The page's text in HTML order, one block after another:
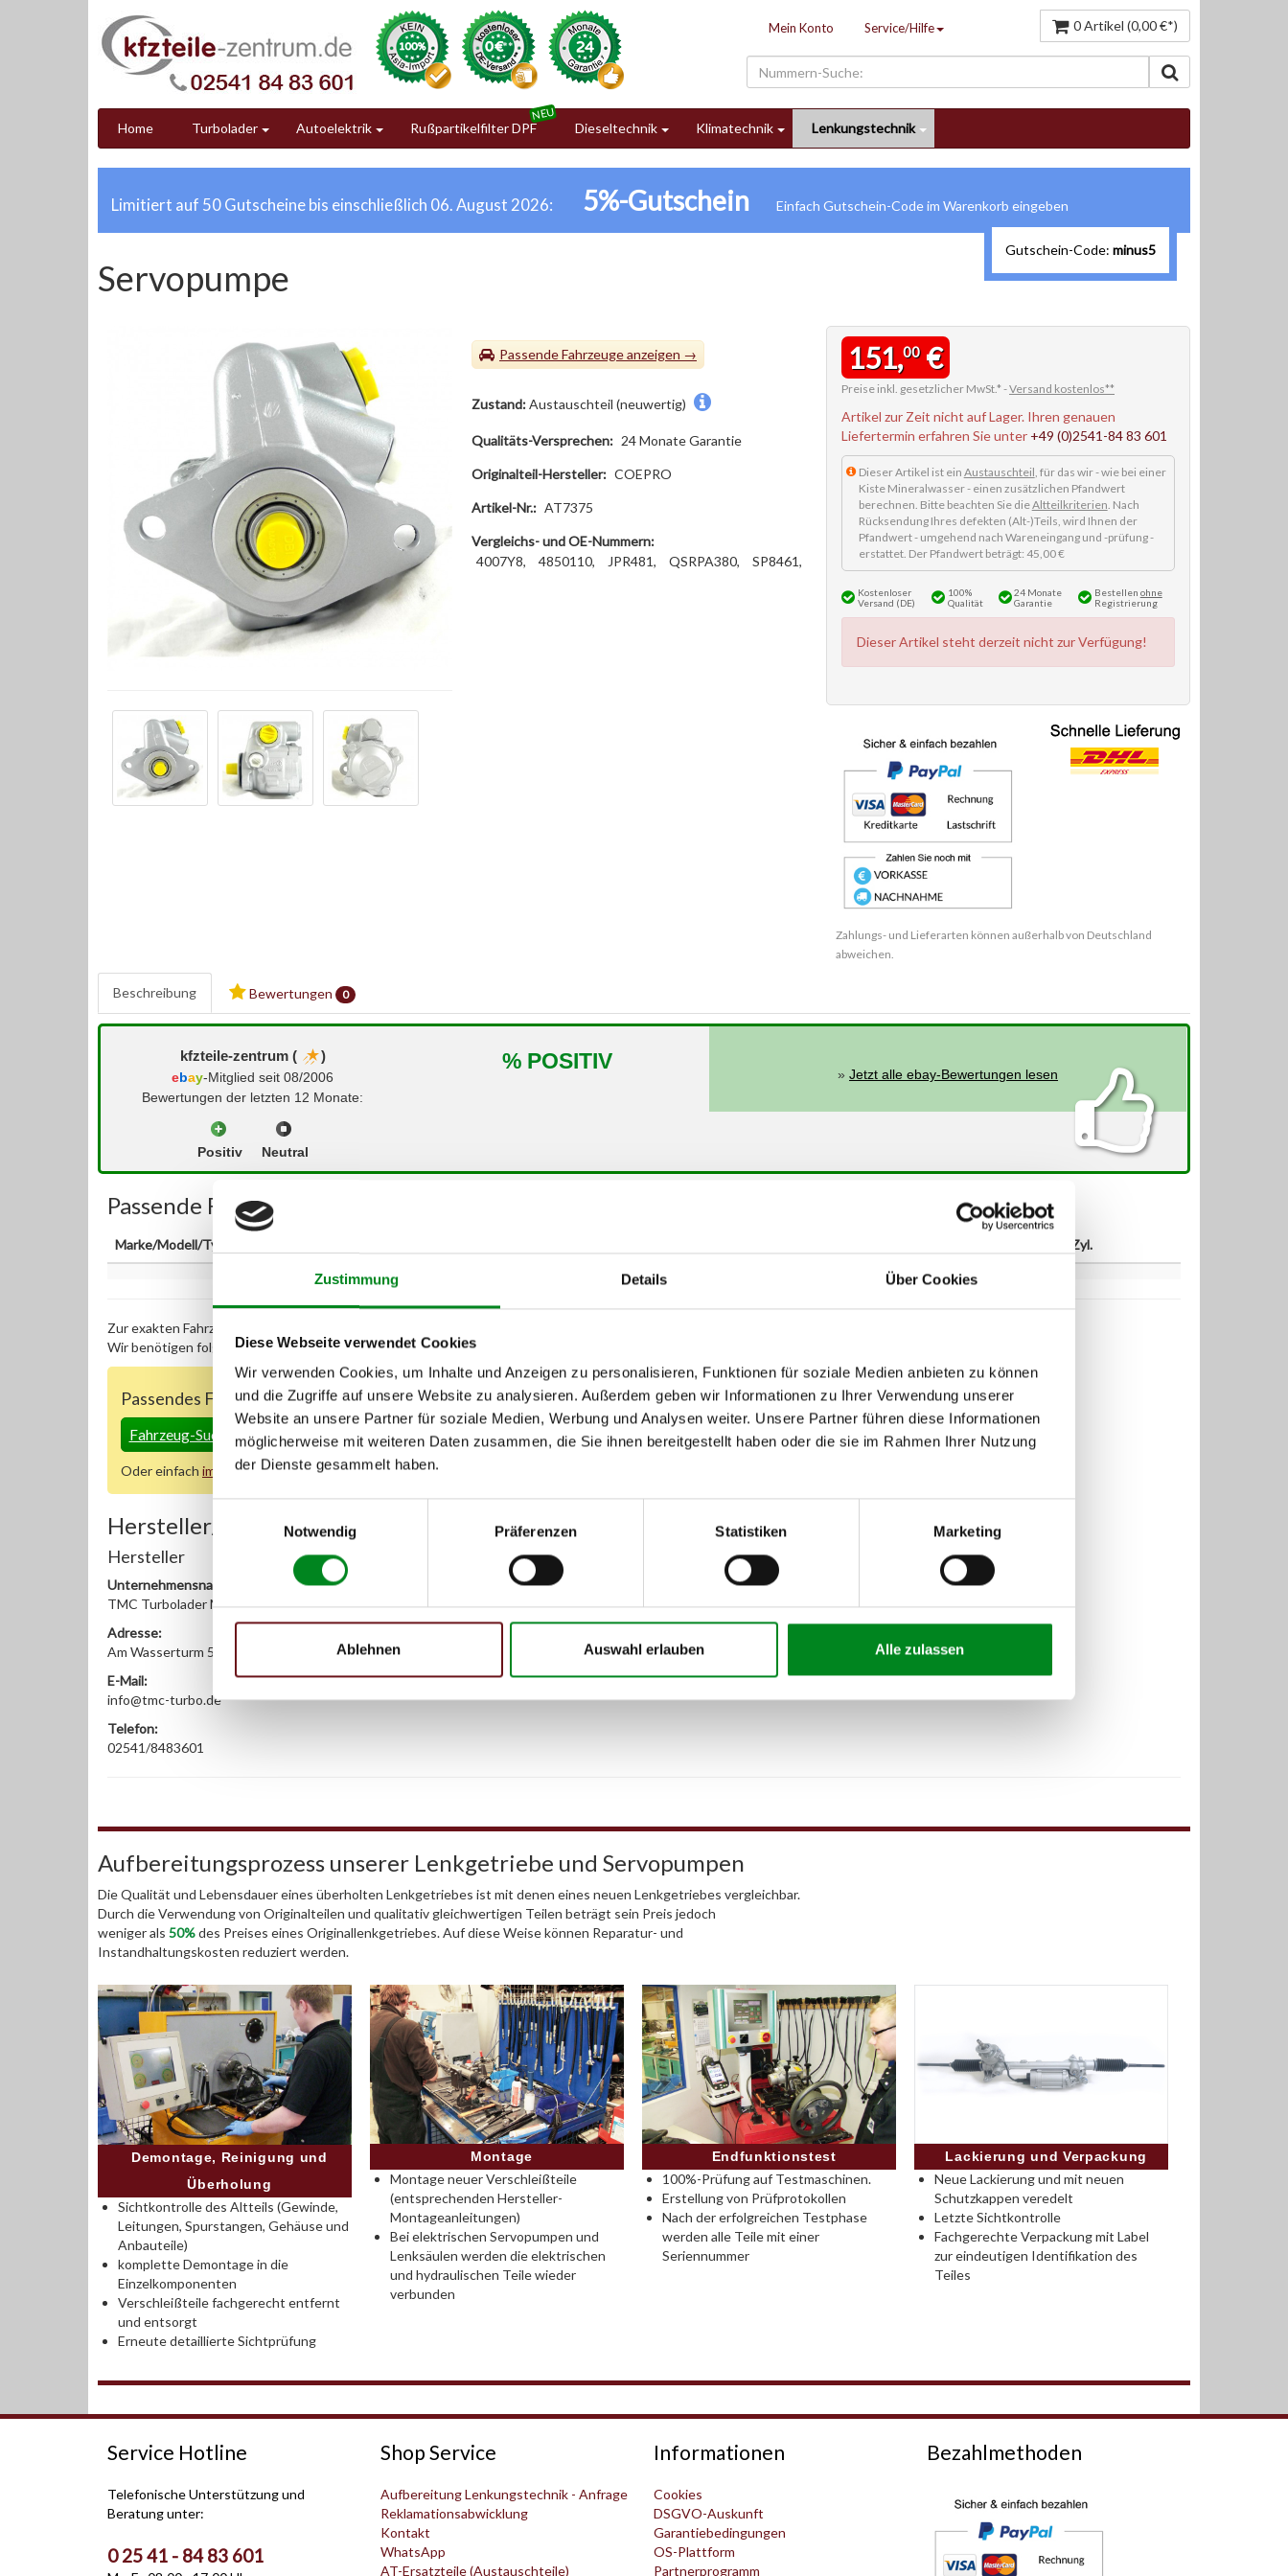
Zustimmung Details Über Cookies
Diese Webseite verwendet Cookies
Wir verwenden Cookies, um Inhalte und Anzeigen zu personalisieren, Funktionen für soziale Medien anbieten zu können
und die Zugriffe auf unsere Website zu analysieren. Außerdem geben wir Informationen zu Ihrer Verwendung unserer
Website an unsere Partner für soziale Medien, Werbung und Analysen weiter. Unsere Partner führen diese Informationen
möglicherweise mit weiteren Daten zusammen, die Sie ihnen bereitgestellt haben oder die sie im Rahmen Ihrer Nutzung
der Dienste gesammelt haben.
Notwendig
Präferenzen Statistiken Marketing
Ablehnen Auswahl erlauben Alle zulassen
Mein Konto Service/Hilfe 0 Artikel (0,00 €*)
Home Turbolader Autoelektrik Rußpartikelfilter DPF Dieseltechnik Klimatechnik Lenkungstechnik
Limitiert auf 50 Gutscheine bis einschließlich 06. August 2026: 5%-Gutschein
Gutschein-Code: minus5
Servopumpe
Passende Fahrzeuge
Zustand:Austauschteil (neuwertig)
Qualitäts-Versprechen: 24 Monate Garantie
Originalteil-Hersteller: COEPRO
Artikel-Nr.: AT7375
Vergleichs- und OE-Nummern:
4007Y8,
4850110, JPR481, QSRPA380, SP8461,
151,00€
Preise inkl. gesetzlicher MwSt.* -Versand kostenlos**
Artikel zur Zeit nicht auf Lager. Ihren genauen
Liefertermin erfahren Sie unter +49 (0)2541-84 83 601
Dieser Artikel ist ein Austauschteil, für das wir - wie bei einer
Kiste Mineralwasser - einen zusätzlichen Pfandwert
berechnen. Bitte beachten Sie dieAltteilkriterien. Nach
Rücksendung Ihres defekten (Alt-)Teils, wird Ihnen der
Pfandwert - umgehend nach Wareneingang und -prüfung -
erstattet. Der Pfandwert beträgt: 45,00 €
Kostenloser
Versand (DE)
100%
Qualität
24 Monate
Garantie
Bestellen ohne
Registrierung
Dieser Artikel steht derzeit nicht zur Verfügung!
Zahlungs- und Lieferarten können außerhalb von Deutschland
abweichen.
Beschreibung Bewertungen 0
kfzteile-zentrum ( )
ebay-Mitglied seit 08/2006
Bewertungen der letzten 12 Monate:
Positiv Neutral
% POSITIV
»Jetzt alle ebay-Bewertungen lesen
Passende Fahrzeuge:
Marke/Modell/Typ Zyl.
Zur exakten Fahrzeug-Identifizierung können Sie auch unseren Support kontaktieren (
Wir benötigen folgende Fahrzeugdaten:Schlüsselnummerzu 2 (2.1) und zu 3 (2.2) oder
Passendes Fahrzeug nicht dabei?
Fahrzeug-Suche für AT-Servopumpen»
Oder einfach im Chatnachfragen.
Hersteller/EU Verantwortliche Person
Hersteller
Unternehmensname:
TMC Turbolader Manufaktur Coesfeld
Adresse:
Am Wasserturm 55, Coesfeld, NRW, 48653, DE
E-Mail:
info@tmc-turbo.de
Telefon:
02541/8483601
Aufbereitungsprozess unserer Lenkgetriebe und Servopumpen
Die Qualität und Lebensdauer eines überholten Lenkgetriebes ist mit denen eines neuen Lenkgetriebes vergleichbar.
Durch die Verwendung von Originalteilen und qualitativ gleichwertigen Teilen beträgt sein Preis jedoch
weniger als 50%des Preises eines Originallenkgetriebes. Auf diese Weise können Reparatur- und
Instandhaltungskosten reduziert werden.
Demontage, Reinigung und
Überholung
Sichtkontrolle des Altteils (Gewinde,
Leitungen, Spurstangen, Gehäuse und
Anbauteile)
komplette Demontage in die
Einzelkomponenten
Verschleißteile fachgerecht entfernt
und entsorgt
Erneute detaillierte Sichtprüfung
Montage
Montage neuer Verschleißteile
(entsprechenden Hersteller-
Montageanleitungen)
Bei elektrischen Servopumpen und
Lenksäulen werden die elektrischen
und hydraulischen Teile wieder
verbunden
Endfunktionstest
100%-Prüfung auf Testmaschinen.
Erstellung von Prüfprotokollen
Nach der erfolgreichen Testphase
werden alle Teile mit einer
Seriennummer
Lackierung und Verpackung
Neue Lackierung und mit neuen
Schutzkappen veredelt
Letzte Sichtkontrolle
Fachgerechte Verpackung mit Label
zur eindeutigen Identifikation des
Teiles
Service Hotline
Telefonische Unterstützung und
Beratung unter:
0 25 41 - 84 83 601
Shop Service
Aufbereitung Lenkungstechnik - Anfrage
Reklamationsabwicklung
Kontakt
WhatsApp
AT-Ersatzteile (Austauschteile)
Informationen
Cookies
DSGVO-Auskunft
Garantiebedingungen
OS-Plattform
Partnerprogramm
Bezahlmethoden